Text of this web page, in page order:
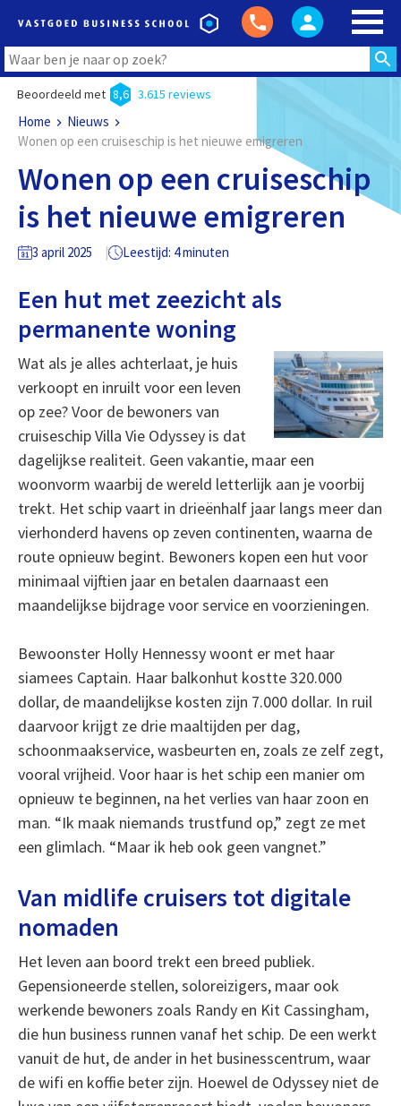
Beoordeeld met 8,6 3.615 reviews
Home
Nieuws
Wonen op een cruiseschip is het nieuwe emigreren
Wonen op een cruiseschip
is het nieuwe emigreren
3 april 2025 Leestijd: 4 minuten
Een hut met zeezicht als
permanente woning
Wat als je alles achterlaat, je huis
verkoopt en inruilt voor een leven
op zee? Voor de bewoners van
cruiseschip Villa Vie Odyssey is dat
dagelijkse realiteit. Geen vakantie, maar een
woonvorm waarbij de wereld letterlijk aan je voorbij
trekt. Het schip vaart in drieënhalf jaar langs meer dan
vierhonderd havens op zeven continenten, waarna de
route opnieuw begint. Bewoners kopen een hut voor
minimaal vijftien jaar en betalen daarnaast een
maandelijkse bijdrage voor service en voorzieningen.
Bewoonster Holly Hennessy woont er met haar
siamees Captain. Haar balkonhut kostte 320.000
dollar, de maandelijkse kosten zijn 7.000 dollar. In ruil
daarvoor krijgt ze drie maaltijden per dag,
schoonmaakservice, wasbeurten en, zoals ze zelf zegt,
vooral vrijheid. Voor haar is het schip een manier om
opnieuw te beginnen, na het verlies van haar zoon en
man. “Ik maak niemands trustfund op,” zegt ze met
een glimlach. “Maar ik heb ook geen vangnet.”
Van midlife cruisers tot digitale
nomaden
Het leven aan boord trekt een breed publiek.
Gepensioneerde stellen, soloreizigers, maar ook
werkende bewoners zoals Randy en Kit Cassingham,
die hun business runnen vanaf het schip. De een werkt
vanuit de hut, de ander in het businesscentrum, waar
de wifi en koffie beter zijn. Hoewel de Odyssey niet de